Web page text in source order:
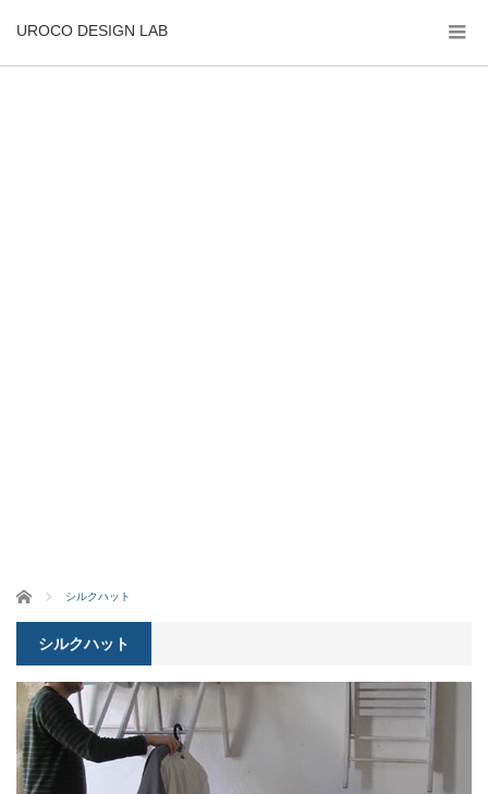
UROCO DESIGN LAB
ホーム シルクハット
シルクハット